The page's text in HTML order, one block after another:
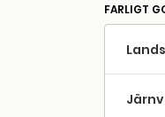
FARLIGT